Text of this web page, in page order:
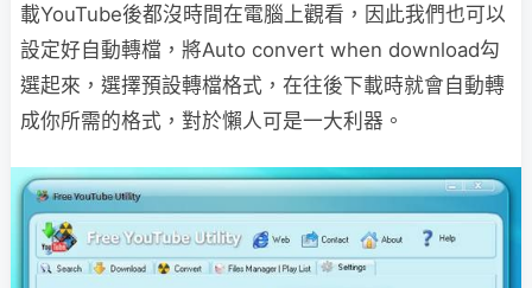
載YouTube後都沒時間在電腦上觀看，因此我們也可以
設定好自動轉檔，將Auto convert when download勾
選起來，選擇預設轉檔格式，在往後下載時就會自動轉
成你所需的格式，對於懶人可是一大利器。